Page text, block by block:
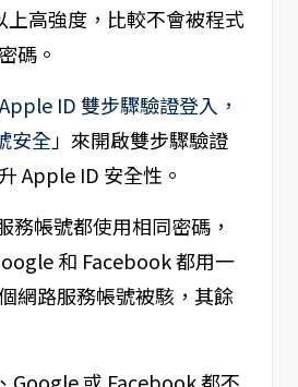
上高強度，比較不會被程式
碼。
ID 雙步驟驗證登入，
安全」來開啟雙步驟驗證
Apple ID 安全性。
務帳號都使用相同密碼，
和 Facebook 都用一
網路服務帳號被駭，其餘